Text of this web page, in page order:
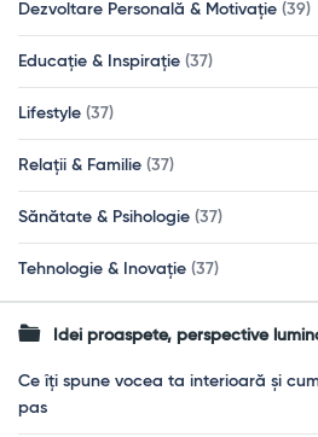
Dezvoltare Personală & Motivație (39)
Educație & Inspirație (37)
Lifestyle (37)
Relații & Familie (37)
Sănătate & Psihologie (37)
Tehnologie & Inovație (37)
Idei proaspete, perspective
Ce îți spune vocea ta interioară și
pas